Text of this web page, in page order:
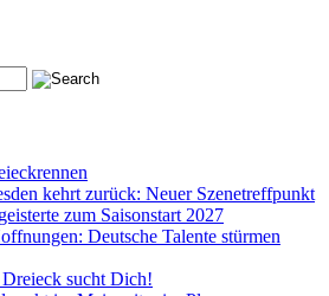
kehrt zurück: Neuer Szenetreffpunkt
zum Saisonstart 2027
Deutsche Talente stürmen
sucht Dich!